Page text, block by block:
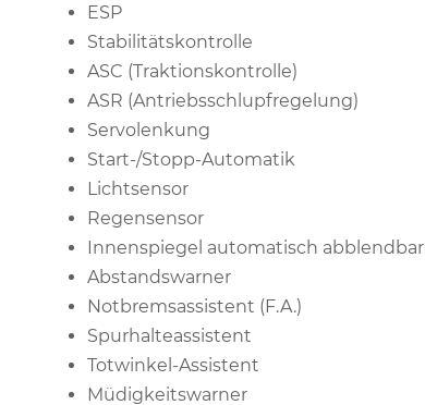
ESP
Stabilitätskontrolle
ASC (Traktionskontrolle)
ASR (Antriebsschlupfregelung)
Servolenkung
Start-/Stopp-Automatik
Lichtsensor
Regensensor
Innenspiegel automatisch abblendbar
Abstandswarner
Notbremsassistent (F.A.)
Spurhalteassistent
Totwinkel-Assistent
Müdigkeitswarner